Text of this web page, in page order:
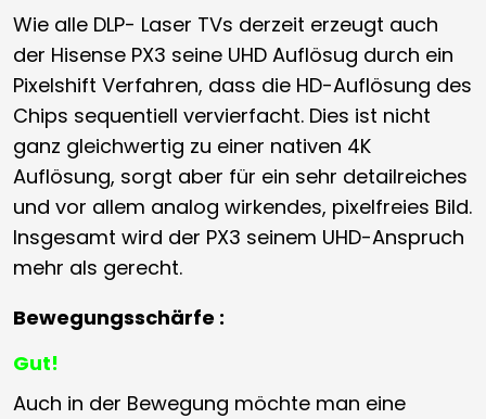
Wie alle DLP- Laser TVs derzeit erzeugt auch
der Hisense PX3 seine UHD Auflösug durch ein
Pixelshift Verfahren, dass die HD-Auflösung des
Chips sequentiell vervierfacht. Dies ist nicht
ganz gleichwertig zu einer nativen 4K
Auflösung, sorgt aber für ein sehr detailreiches
und vor allem analog wirkendes, pixelfreies Bild.
Insgesamt wird der PX3 seinem UHD-Anspruch
mehr als gerecht.
Bewegungsschärfe :
Gut!
Auch in der Bewegung möchte man eine